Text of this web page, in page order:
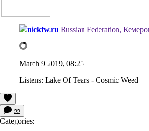
nickfw.ru Russian Federation,
March 9 2019, 08:25
Listens: Lake Of Tears - Cosmic Weed
22
Categories: